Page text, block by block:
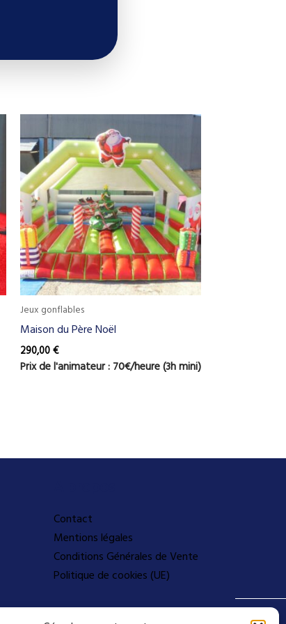
Jeux gonflables
Maison du Père Noël
290,00 €
Prix de l'animateur : 70€/heure (3h mini)
Contact
Mentions légales
Conditions Générales de Vente
Politique de cookies (UE)